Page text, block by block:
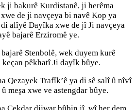
ji bakurê Kurdistanê, ji herêma
de ji navçeya bi navê Kop ya
alîyê Dayîka xwe de jî Ji navçeya
bajarê Erziromê ye.
Stenbolê, wek duyem kurê
pêkhatî Ji dayîk bûye.
Qezayek Trafîk’ê ya di sê salî û nîvî
meşa xwe ve astengdar bûye.
Çekdar dijwar bûbin jî, wî her dem